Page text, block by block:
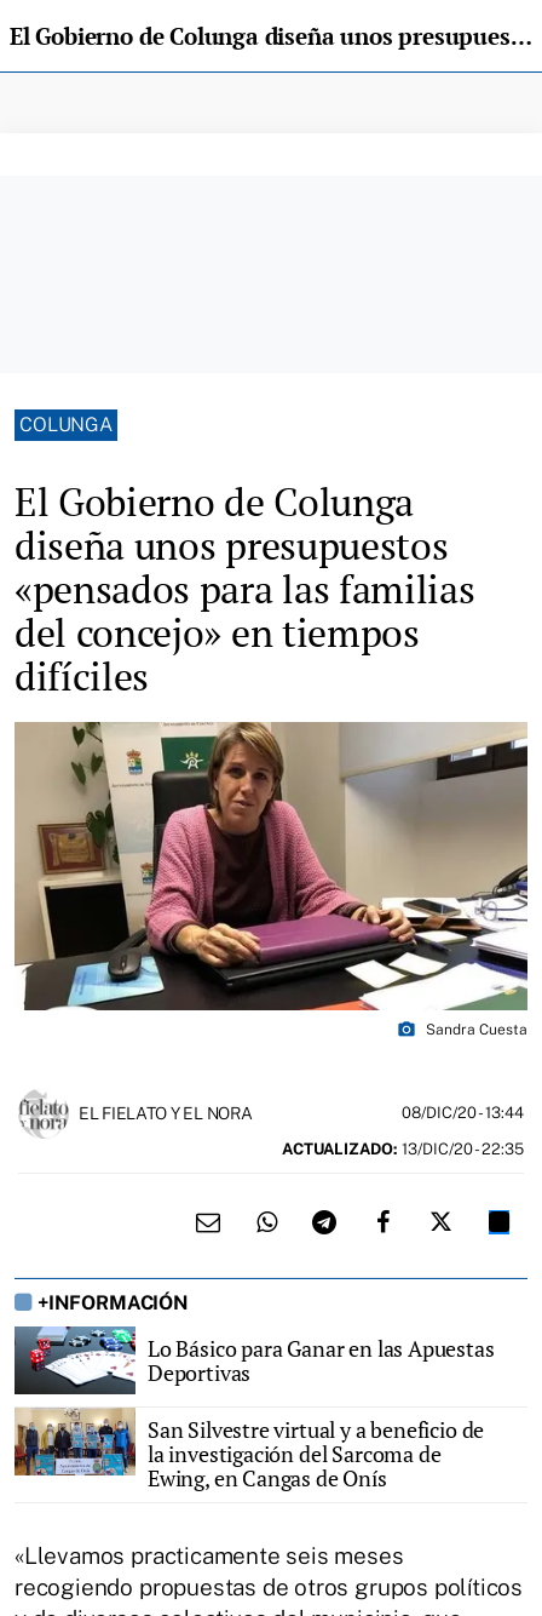
El Gobierno de Colunga diseña unos presupuestos «pensados para las familias del concejo» en tiempos difíciles
COLUNGA
El Gobierno de Colunga
diseña unos presupuestos
«pensados para las familias
del concejo» en tiempos
difíciles
photo_camera Sandra Cuesta
EL FIELATO Y EL NORA 08/DIC/20- 13:44
ACTUALIZADO: 13/DIC/20 - 22:35
+INFORMACIÓN
Lo Básico para Ganar en las Apuestas
Deportivas
San Silvestre virtual y a beneficio de
la investigación del Sarcoma de
Ewing, en Cangas de Onís
«Llevamos practicamente seis meses
recogiendo propuestas de otros grupos políticos